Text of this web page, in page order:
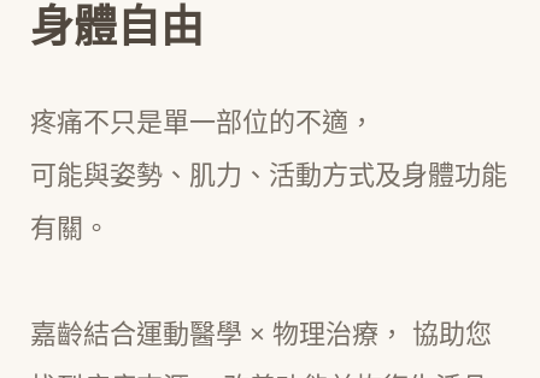
身體自由
疼痛不只是單一部位的不適，
可能與姿勢、肌力、活動方式及身體功能
有關。
嘉齡結合運動醫學 × 物理治療， 協助您